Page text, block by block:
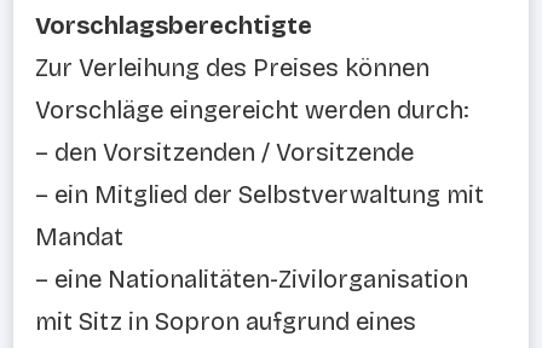
Vorschlagsberechtigte
Zur Verleihung des Preises können
Vorschläge eingereicht werden durch:
– den Vorsitzenden / Vorsitzende
– ein Mitglied der Selbstverwaltung mit
Mandat
– eine Nationalitäten-Zivilorganisation
mit Sitz in Sopron aufgrund eines